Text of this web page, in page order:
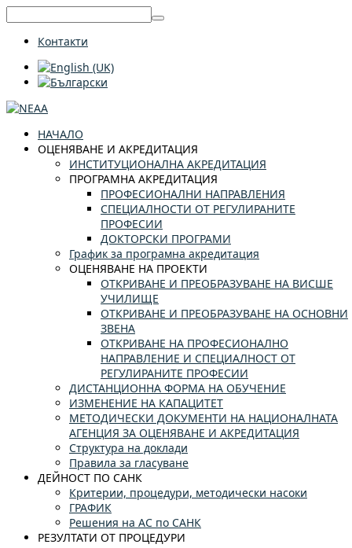
Контакти
НАЧАЛО
ОЦЕНЯВАНЕ И АКРЕДИТАЦИЯ
ИНСТИТУЦИОНАЛНА АКРЕДИТАЦИЯ
ПРОГРАМНА АКРЕДИТАЦИЯ
ПРОФЕСИОНАЛНИ НАПРАВЛЕНИЯ
СПЕЦИАЛНОСТИ ОТ РЕГУЛИРАНИТЕ
ПРОФЕСИИ
ДОКТОРСКИ ПРОГРАМИ
График за програмна акредитация
ОЦЕНЯВАНЕ НА ПРОЕКТИ
ОТКРИВАНЕ И ПРЕОБРАЗУВАНЕ НА ВИСШЕ
УЧИЛИЩЕ
ОТКРИВАНЕ И ПРЕОБРАЗУВАНЕ НА ОСНОВНИ
ЗВЕНА
ОТКРИВАНЕ НА ПРОФЕСИОНАЛНО
НАПРАВЛЕНИЕ И СПЕЦИАЛНОСТ ОТ
РЕГУЛИРАНИТЕ ПРОФЕСИИ
ДИСТАНЦИОННА ФОРМА НА ОБУЧЕНИЕ
ИЗМЕНЕНИЕ НА КАПАЦИТЕТ
МЕТОДИЧЕСКИ ДОКУМЕНТИ НА НАЦИОНАЛНАТА
АГЕНЦИЯ ЗА ОЦЕНЯВАНЕ И АКРЕДИТАЦИЯ
Структура на доклади
Правила за гласуване
ДЕЙНОСТ ПО САНК
Критерии, процедури, методически насоки
ГРАФИК
Решения на АС по САНК
РЕЗУЛТАТИ ОТ ПРОЦЕДУРИ